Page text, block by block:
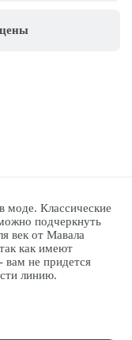
моде. Классические
подчеркнуть
век от Мавала
как имеют
вам не придется
линию.